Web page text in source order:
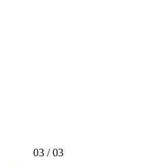
03 / 03